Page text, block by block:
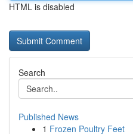
HTML is disabled
Search
Published News
1 Frozen Poultry Feet